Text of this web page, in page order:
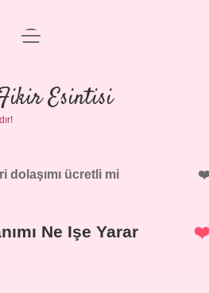
Anasayfa
Politikası
Uyarı
menüyü
Esintisi
dolaşımı ücretli mi
Ne Işe Yarar